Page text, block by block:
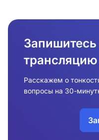
трансляцию
Расскажем о
вопросы на 30-